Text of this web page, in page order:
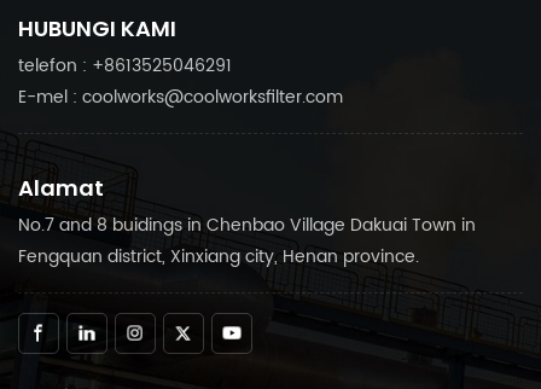
HUBUNGI KAMI
telefon : +8613525046291
E-mel : coolworks@coolworksfilter.com
Alamat
No.7 and 8 buidings in Chenbao Village Dakuai Town in
Fengquan district, Xinxiang city, Henan province.